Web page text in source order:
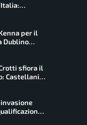
la staffetta,
per il
Dublino
nella tana
sfiora il
Castellani
in finale
invasione
del main